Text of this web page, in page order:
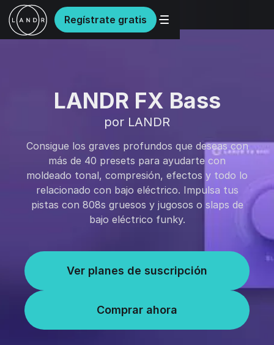
Regístrate gratis
LANDR FX Bass
por LANDR
Consigue los graves profundos que deseas con
más de 40 presets para ayudarte con
moldeado tonal, compresión, efectos y todo lo
relacionado con bajo eléctrico. Impulsa tus
pistas con 808s gruesos y jugosos o slaps de
bajo eléctrico funky.
Ver planes de suscripción
Comprar ahora